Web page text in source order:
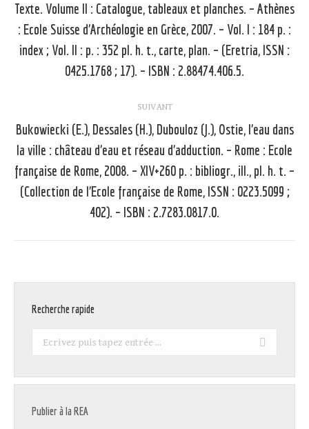
Article
précédent
:
Texte. Volume II : Catalogue, tableaux et planches. – Athènes
: Ecole Suisse d’Archéologie en Grèce, 2007. – Vol. I : 184 p. :
index ; Vol. II : p. : 352 pl. h. t., carte, plan. – (Eretria, ISSN :
0425.1768 ; 17). – ISBN : 2.88474.406.5.
SUIVANT
Article
suivant
:
Bukowiecki (E.), Dessales (H.), Dubouloz (J.), Ostie, l’eau dans
la ville : château d’eau et réseau d’adduction. – Rome : Ecole
française de Rome, 2008. – XIV+260 p. : bibliogr., ill., pl. h. t. –
(Collection de l’Ecole française de Rome, ISSN : 0223.5099 ;
402). – ISBN : 2.7283.0817.0.
Recherche rapide
Recherche
Publier à la REA